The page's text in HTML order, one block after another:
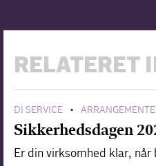
RELATERET
DI SERVICE •
Sikkerhedsdagen
Er din virksomhed klar,